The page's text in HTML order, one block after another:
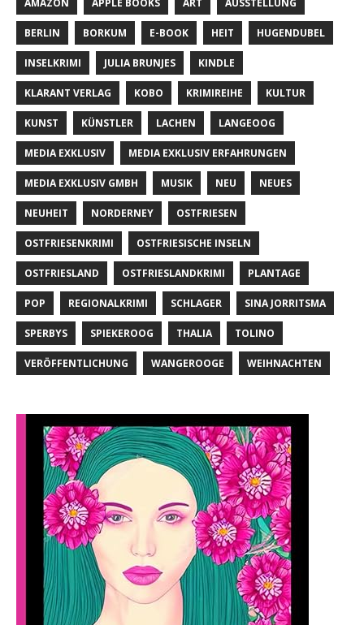
BERLIN BORKUM E-BOOK HEIT HUGENDUBEL
INSELKRIMI JULIA BRUNJES KINDLE
KLARANT VERLAG KOBO KRIMIREIHE KULTUR
KUNST KÜNSTLER LACHEN LANGEOOG
MEDIA EXKLUSIV MEDIA EXKLUSIV ERFAHRUNGEN
MEDIA EXKLUSIV GMBH MUSIK NEU NEUES
NEUHEIT NORDERNEY OSTFRIESEN
OSTFRIESENKRIMI OSTFRIESISCHE INSELN
OSTFRIESLAND OSTFRIESLANDKRIMI PLANTAGE
POP REGIONALKRIMI SCHLAGER SINA JORRITSMA
SPERBYS SPIEKEROOG THALIA TOLINO
VERÖFFENTLICHUNG WANGEROOGE WEIHNACHTEN